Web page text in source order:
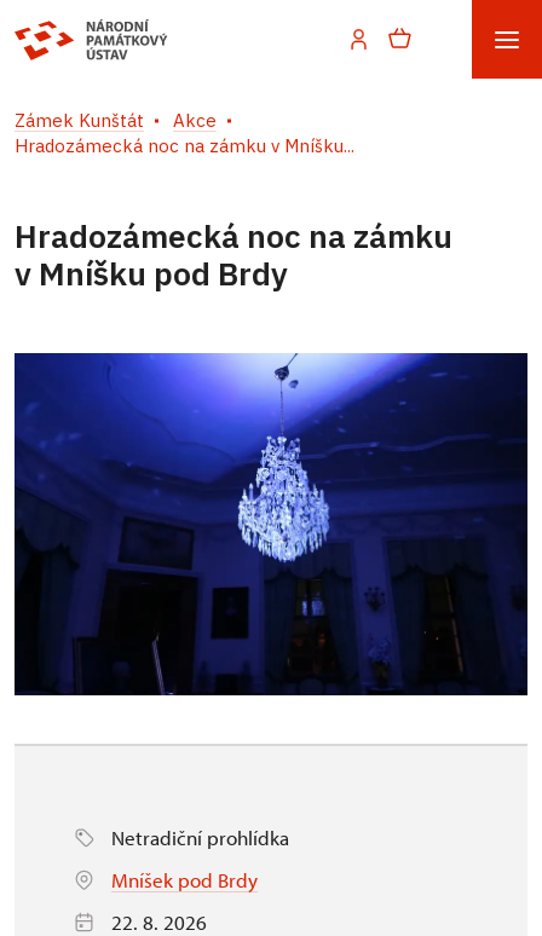
Zámek Kunštát
Akce
Hradozámecká noc na zámku v Mníšku...
Hradozámecká noc na zámku
v Mníšku pod Brdy
Netradiční prohlídka
Mníšek pod Brdy
22. 8. 2026